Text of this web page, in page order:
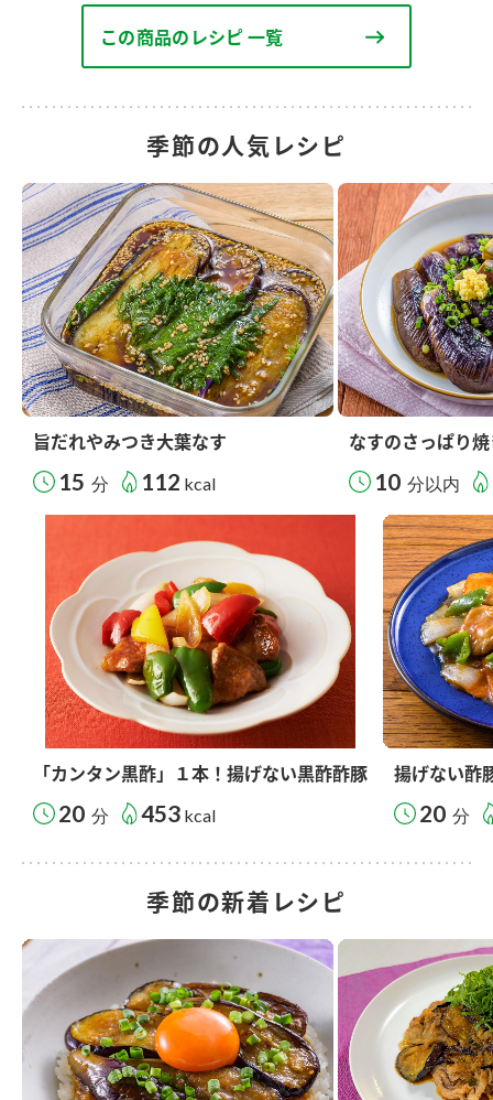
この商品のレシピ 一覧
季節の人気レシピ
旨だれやみつき大葉なす
15 分 112 kcal
なすのさっぱり
10 分以内
「カンタン黒酢」１本！揚げない黒酢酢豚
20 分 453 kcal
揚げない酢
20 分
季節の新着レシピ